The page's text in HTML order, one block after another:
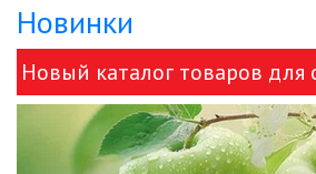
Новинки
Новый каталог товаров для
и ЭРА!